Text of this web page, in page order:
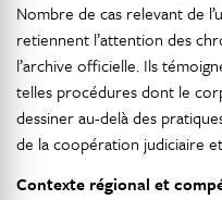
Nombre de cas relevant de
retiennent l’attention des
l’archive officielle. Ils
telles procédures dont le
dessiner au-delà des
de la coopération judiciaire
Contexte régional et